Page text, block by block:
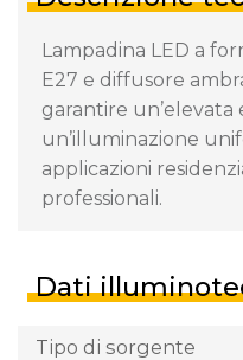
Lampadina LED a
E27 e diffusore
garantire un’elevata
un’illuminazione
applicazioni
professionali.
Dati
Tipo di sorgente